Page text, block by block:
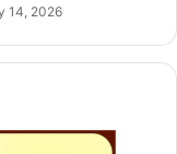
14, 2026